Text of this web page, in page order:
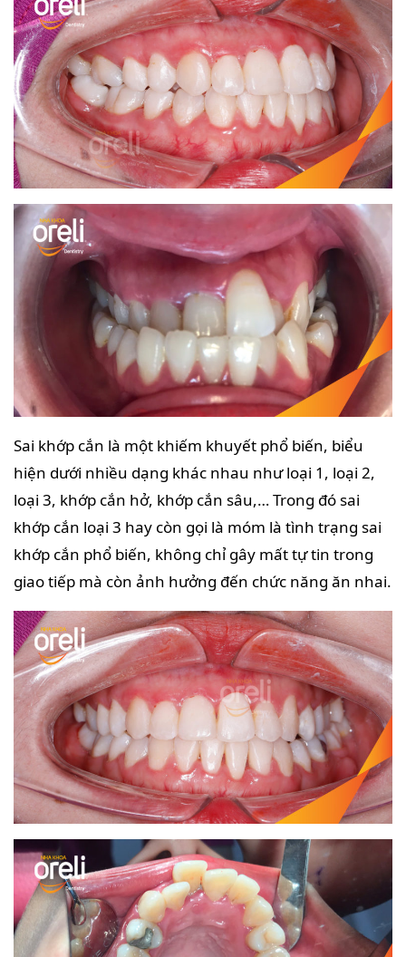
Sai khớp cắn là một khiếm khuyết phổ biến, biểu
hiện dưới nhiều dạng khác nhau như loại 1, loại 2,
loại 3, khớp cắn hở, khớp cắn sâu,… Trong đó sai
khớp cắn loại 3 hay còn gọi là móm là tình trạng sai
khớp cắn phổ biến, không chỉ gây mất tự tin trong
giao tiếp mà còn ảnh hưởng đến chức năng ăn nhai.